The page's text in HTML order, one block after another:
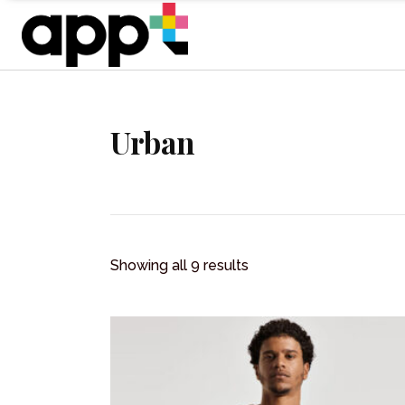
Urban
Showing all 9 results